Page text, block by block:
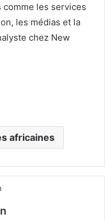
les services
les médias et la
chez New
africaines